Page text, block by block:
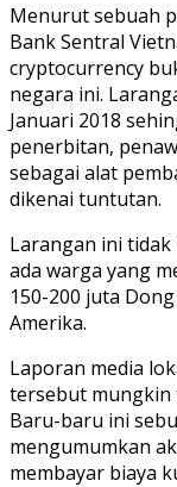
Menurut sebuah
Bank Sentral
cryptocurrency
negara ini.
Januari 2018
penerbitan,
sebagai alat
dikenai tuntutan.
Larangan ini tidak
ada warga yang
150-200 juta
Amerika.
Laporan media
tersebut mungkin
Baru-baru ini
mengumumkan
membayar biaya